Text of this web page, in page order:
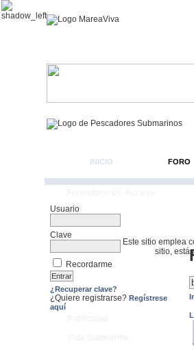
Este sitio emplea
sitio,
INICIO FORO
Usuario
Clave
Recordarme
¿Recuperar clave?
¿Quiere registrarse? Regístrese
aquí